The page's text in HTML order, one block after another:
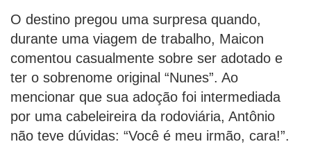
O destino pregou uma surpresa quando,
durante uma viagem de trabalho, Maicon
comentou casualmente sobre ser adotado e
ter o sobrenome original “Nunes”. Ao
mencionar que sua adoção foi intermediada
por uma cabeleireira da rodoviária, Antônio
não teve dúvidas: “Você é meu irmão, cara!”.